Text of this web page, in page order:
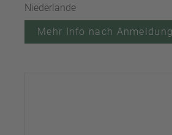
Niederlande
Mehr Info nach Anmeldung